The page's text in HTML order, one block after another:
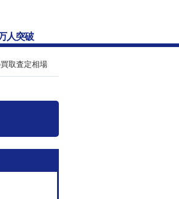
人突破
取査定相場